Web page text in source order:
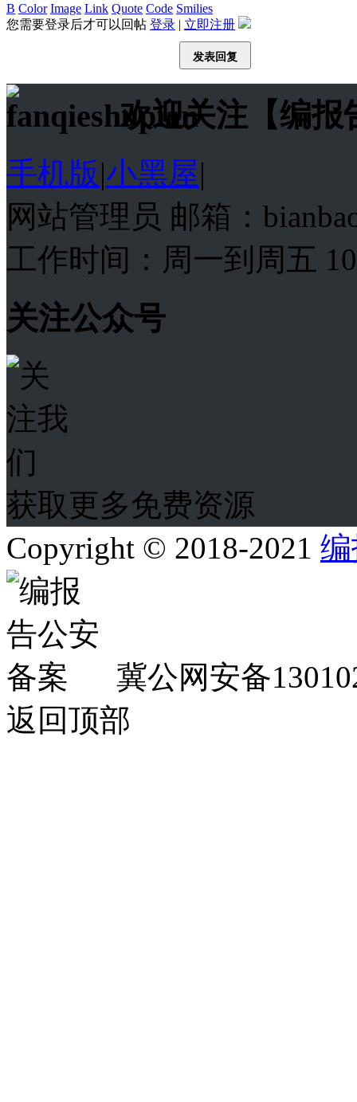
B Color Image Link Quote Code Smilies
您需要登录后才可以回帖 登录 | 立即注册
发表回复
欢迎关注【编报
手机版|小黑屋|
网站管理员 邮箱：
工作时间：周一到周五
关注公众号
获取更多免费资源
Copyright © 2018-2021
冀公网安备
返回顶部